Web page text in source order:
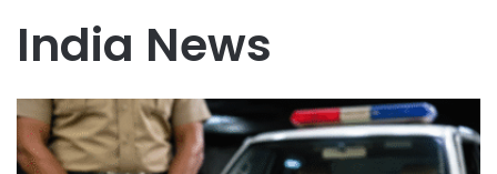
India News